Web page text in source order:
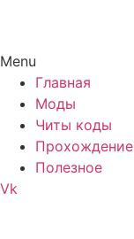
Menu
Главная
Моды
Читы коды
Прохождение
Полезное
Vk